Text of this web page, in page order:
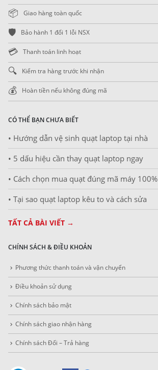
📦 Giao hàng toàn quốc
🛡️ Bảo hành 1 đổi 1 lỗi NSX
💳 Thanh toán linh hoạt
🔍 Kiểm tra hàng trước khi nhận
💰 Hoàn tiền nếu không đúng mã
CÓ THỂ BẠN CHƯA BIẾT
• Hướng dẫn vệ sinh quạt laptop tại nhà
• 5 dấu hiệu cần thay quạt laptop ngay
• Cách chọn mua quạt đúng mã máy 100%
• Tại sao quạt laptop kêu to và cách sửa
TẤT CẢ BÀI VIẾT →
CHÍNH SÁCH & ĐIỀU KHOẢN
Phương thức thanh toán và vận chuyển
Điều khoản sử dụng
Chính sách bảo mật
Chính sách giao nhận hàng
Chính sách Đổi – Trả hàng